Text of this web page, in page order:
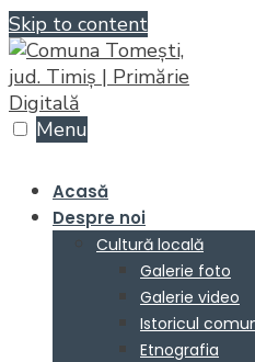
Skip to content
Menu
Acasă
Despre noi
Cultură locală
Galerie foto
Galerie video
Istoricul
Etnografia